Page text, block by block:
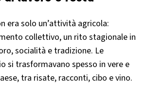
era solo un’attività agricola:
collettivo, un rito stagionale in
socialità e tradizione. Le
si trasformavano spesso in vere e
tra risate, racconti, cibo e vino.